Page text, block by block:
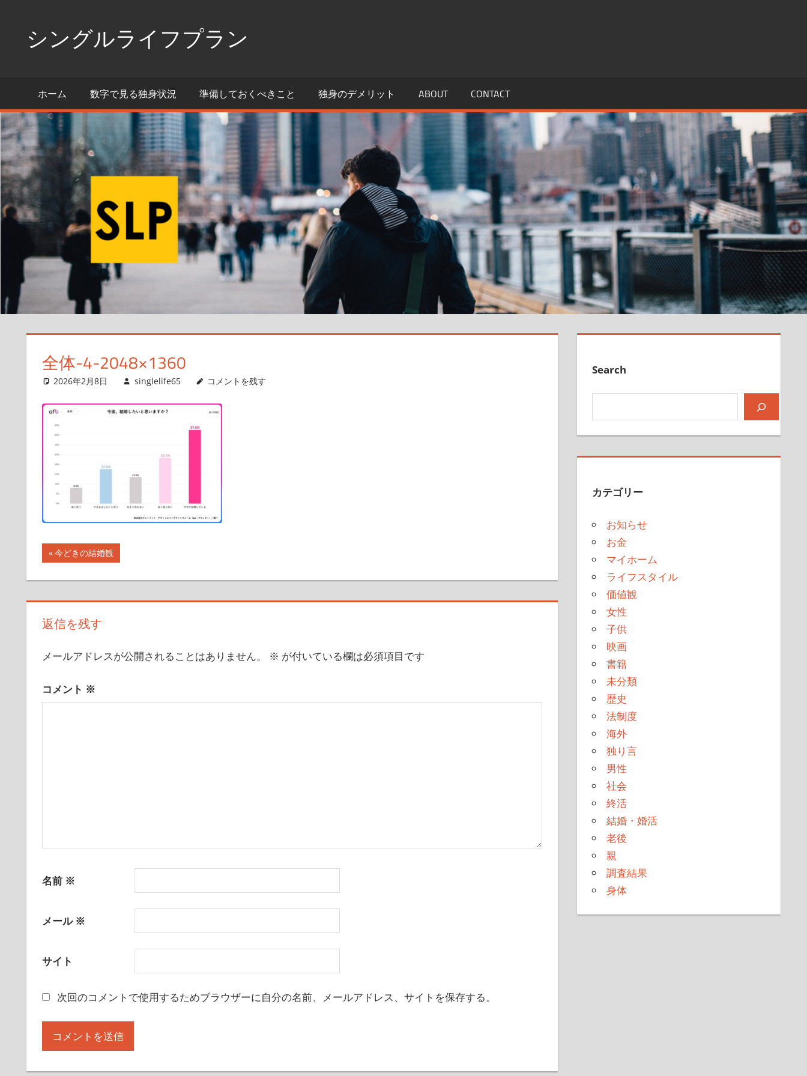
ス
キ
プ
シングルライフプラン
活
の
た
め
の
情
報
ポ
ト
ホーム 数字で見る独身状況 準備しておくべきこと 独身のデメリット ABOUT CONTACT
全体-4-2048×1360
2026年2月8日 singlelife65 コメントを残す
投
稿
ナ
ビ
ゲ
シ
前
の
記
今どきの結婚観
返信を残す
メールアドレスが公開されることはありません。 ※ が付いている欄は必須項目です
コメント ※
名前 ※
メール ※
サイト
次回のコメントで使用するためブラウザーに自分の名前、メールアドレス、サイトを保存する。
Search
カテゴリー
お知らせ
お金
マイホーム
ライフスタイル
価値観
女性
子供
映画
書籍
未分類
歴史
法制度
海外
独り言
男性
社会
終活
結婚・婚活
老後
親
調査結果
身体